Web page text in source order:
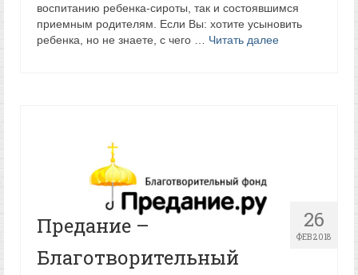
воспитанию ребенка-сироты, так и состоявшимся
приемным родителям. Если Вы: хотите усыновить
ребенка, но не знаете, с чего … Читать далее
26
ФЕВ 2018
Предание –
Благотворительный